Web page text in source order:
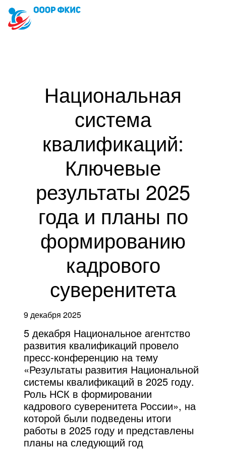
Национальная
система
квалификаций:
Ключевые
результаты 2025
года и планы по
формированию
кадрового
суверенитета
9 декабря 2025
5 декабря Национальное агентство
развития квалификаций провело
пресс-конференцию на тему
«Результаты развития Национальной
системы квалификаций в 2025 году.
Роль НСК в формировании
кадрового суверенитета России», на
которой были подведены итоги
работы в 2025 году и представлены
планы на следующий год